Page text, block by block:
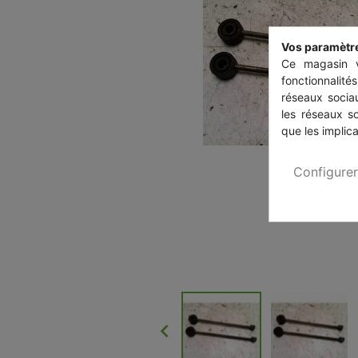

Vos
Ce magasin
réseaux
les réseaux
que les
Configurer